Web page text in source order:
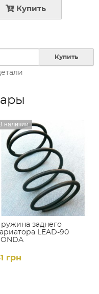
Купить
Купить
заднего
LEAD-90
В наличии
грн